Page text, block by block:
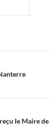
le Maire de